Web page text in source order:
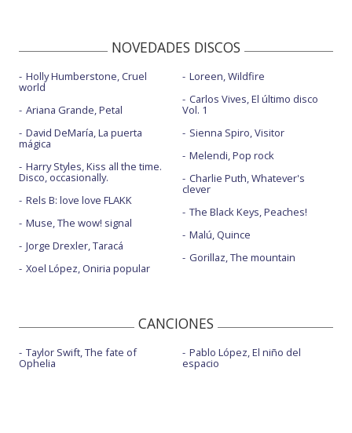
NOVEDADES DISCOS
Holly Humberstone, Cruel
world
Ariana Grande, Petal
David DeMaría, La puerta
mágica
Harry Styles, Kiss all the time.
Disco, occasionally.
Rels B: love love FLAKK
Muse, The wow! signal
Jorge Drexler, Taracá
Xoel López, Oniria popular
Loreen, Wildfire
Carlos Vives, El último disco
Vol. 1
Sienna Spiro, Visitor
Melendi, Pop rock
Charlie Puth, Whatever's
clever
The Black Keys, Peaches!
Malú, Quince
Gorillaz, The mountain
CANCIONES
Taylor Swift, The fate of
Ophelia
Pablo López, El niño del
espacio